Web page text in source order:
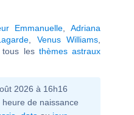
Emmanuelle ,Adriana
Venus Williams
tous les thèmes astraux
2026 à 16h16
de naissance